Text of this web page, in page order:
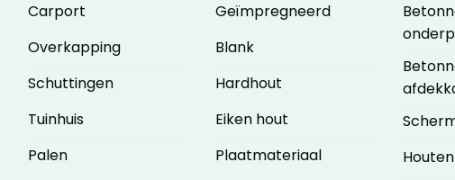
Carport
Overkapping
Schuttingen
Tuinhuis
Palen
Geïmpregneerd
Blank
Hardhout
Eiken hout
Plaatmateriaal